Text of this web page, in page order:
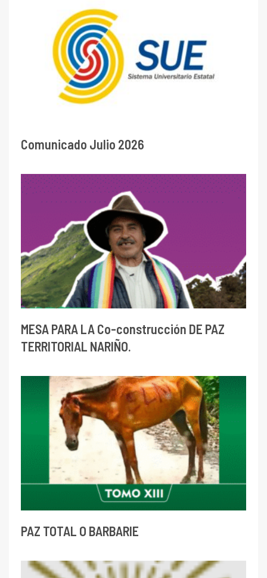
Comunicado Julio 2026
MESA PARA LA Co-construcción DE PAZ
TERRITORIAL NARIÑO.
PAZ TOTAL O BARBARIE